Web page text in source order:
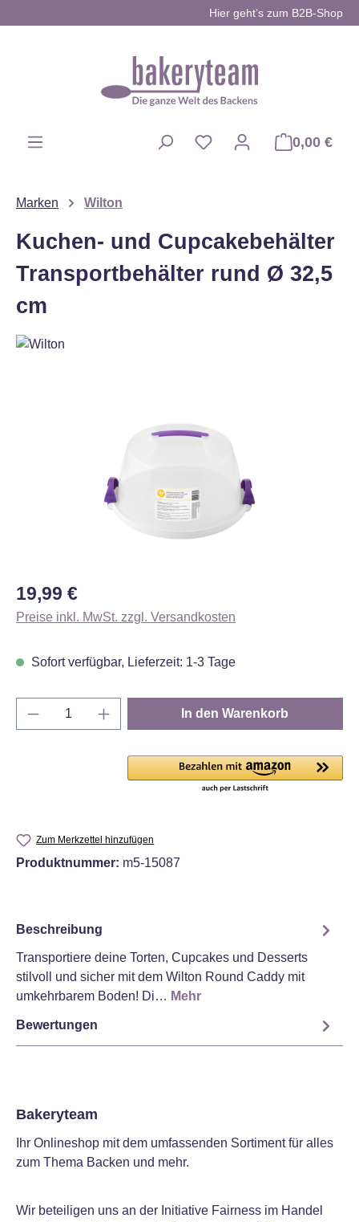
Hier geht’s zum B2B-Shop
0,00 €
Marken Wilton
Kuchen- und Cupcakebehälter
Transportbehälter rund Ø 32,5
cm
Regulärer Preis:
19,99 €
Preise inkl. MwSt. zzgl. Versandkosten
Sofort verfügbar, Lieferzeit: 1-3 Tage
Produkt Anzahl: Gib den gewünschten
In den Warenkorb
Zum Merkzettel hinzufügen
Produktnummer: m5-15087
Beschreibung
Transportiere deine Torten, Cupcakes und Desserts
stilvoll und sicher mit dem Wilton Round Caddy mit
umkehrbarem Boden! Di… Mehr
Bewertungen
Bakeryteam
Ihr Onlineshop mit dem umfassenden Sortiment für alles
zum Thema Backen und mehr.
Wir beteiligen uns an der Initiative Fairness im Handel